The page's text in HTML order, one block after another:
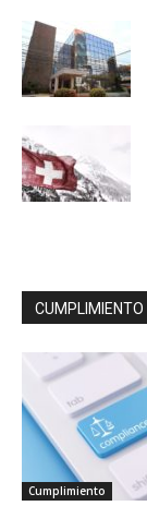
CUMPLIMIENTO
Cumplimiento